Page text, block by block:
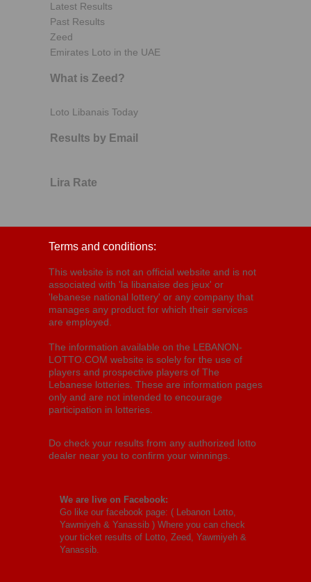
Latest Results
Past Results
Zeed
Emirates Loto in the UAE
What is Zeed?
Loto Libanais Today
Results by Email
Lira Rate
Terms and conditions:
This website is not an official website and is not
associated with 'la libanaise des jeux' or
'lebanese national lottery' or any company that
manages any product for which their services
are employed.
The information available on the LEBANON-
LOTTO.COM website is solely for the use of
players and prospective players of The
Lebanese lotteries. These are information pages
only and are not intended to encourage
participation in lotteries.
Do check your results from any authorized lotto
dealer near you to confirm your winnings.
We are live on Facebook:
Go like our facebook page: ( Lebanon Lotto,
Yawmiyeh & Yanassib ) Where you can check
your ticket results of Lotto, Zeed, Yawmiyeh &
Yanassib.